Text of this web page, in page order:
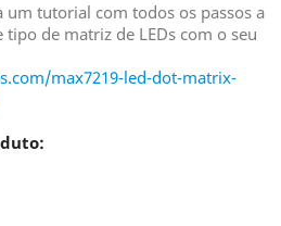
tutorial com todos os passos a
de matriz de LEDs com o seu
max7219-led-dot-matrix-